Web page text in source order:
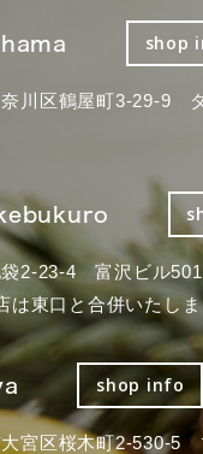
shop
川区鶴屋町3-29-9
袋2-23-4 富沢ビル501
東口と合併いたしま
shop info
宮区桜木町2-530-5